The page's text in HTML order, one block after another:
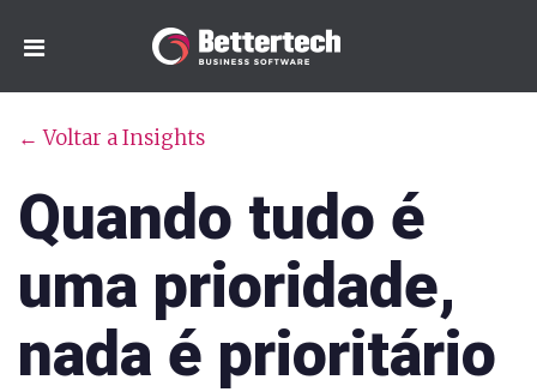
← Voltar a Insights
Quando tudo é
uma prioridade,
nada é prioritário